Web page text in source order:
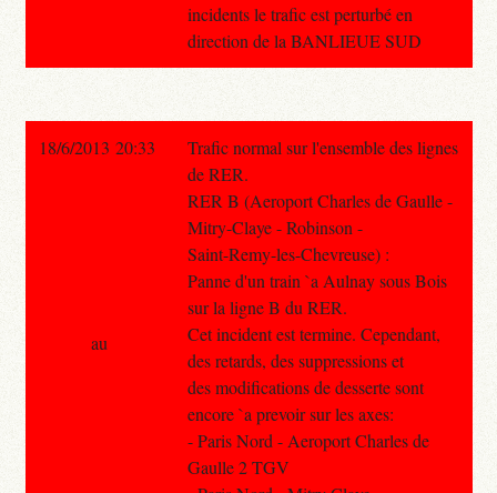
incidents le trafic est perturbé en
direction de la BANLIEUE SUD
18/6/2013 20:33
Trafic normal sur l'ensemble des lignes
de RER.
RER B (Aeroport Charles de Gaulle -
Mitry-Claye - Robinson -
Saint-Remy-les-Chevreuse) :
Panne d'un train `a Aulnay sous Bois
sur la ligne B du RER.
Cet incident est termine. Cependant,
des retards, des suppressions et
des modifications de desserte sont
encore `a prevoir sur les axes:
- Paris Nord - Aeroport Charles de
Gaulle 2 TGV
au